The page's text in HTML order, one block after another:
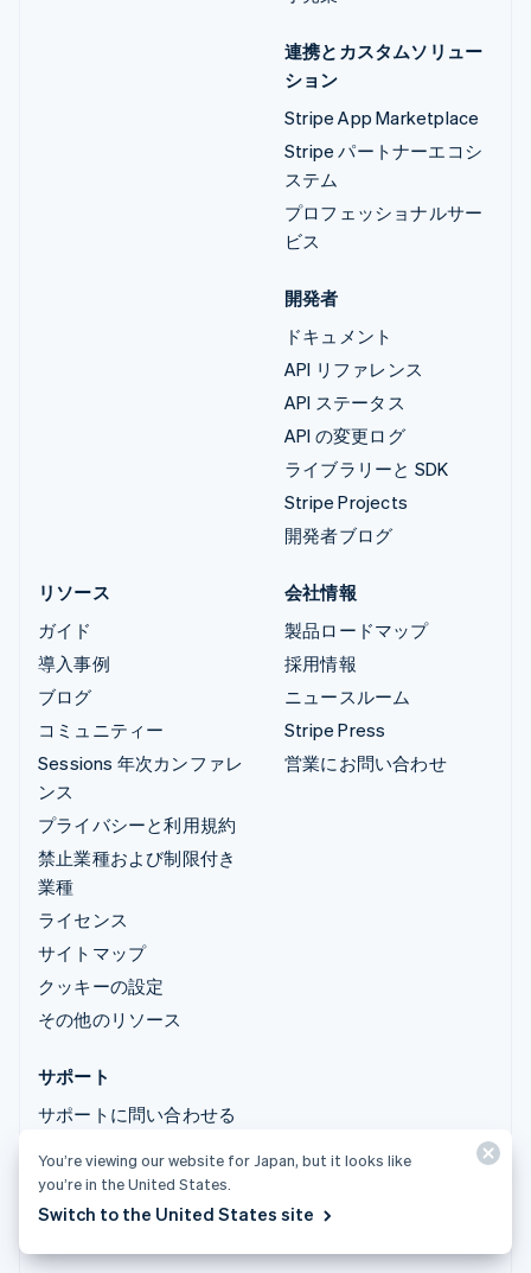
連携とカスタムソリュー
ション
Stripe App Marketplace
Stripe パートナーエコシ
ステム
プロフェッショナルサー
ビス
開発者
ドキュメント
API リファレンス
API ステータス
API の変更ログ
ライブラリーと SDK
Stripe Projects
開発者ブログ
リソース
ガイド
導入事例
ブログ
コミュニティー
Sessions 年次カンファレ
ンス
プライバシーと利用規約
禁止業種および制限付き
業種
ライセンス
サイトマップ
クッキーの設定
その他のリソース
会社情報
製品ロードマップ
採用情報
ニュースルーム
Stripe Press
営業にお問い合わせ
サポート
サポートに問い合わせる
© 2026 Stripe, LLC
You’re viewing our website for Japan, but it looks like
you’re in the United States.
Switch to the United States site